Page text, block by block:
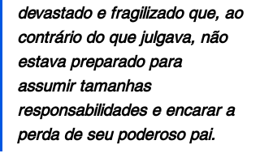
devastado e fragilizado que, ao
contrário do que julgava, não
estava preparado para
assumir tamanhas
responsabilidades e encarar a
perda de seu poderoso pai.